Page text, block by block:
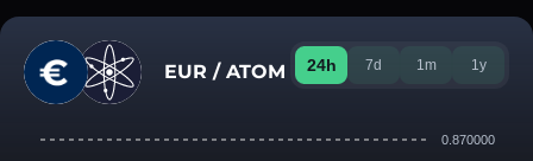
EUR / ATOM 24h 7d 1m 1y
0.870000